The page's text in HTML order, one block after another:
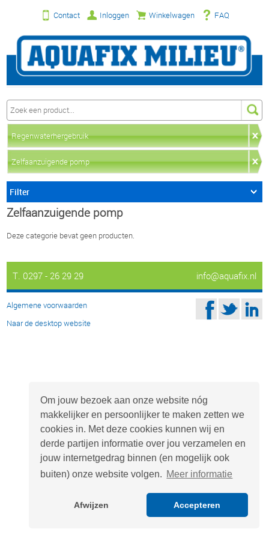
Om jouw bezoek aan onze website nóg
makkelijker en persoonlijker te maken zetten we
cookies in. Met deze cookies kunnen wij en
derde partijen informatie over jou verzamelen en
jouw internetgedrag binnen (en mogelijk ook
buiten) onze website volgen. Meer informatie
Afwijzen Accepteren
Contact Inloggen Winkelwagen FAQ
Regenwaterhergebruik
Zelfaanzuigende pomp
Filter
Zelfaanzuigende pomp
Deze categorie bevat geen producten.
T. 0297 - 26 29 29 info@aquafix.nl
Algemene voorwaarden
Naar de desktop website